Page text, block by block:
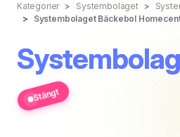
Kategorier Systembolaget
Systembolaget Bäckebol
Stängt